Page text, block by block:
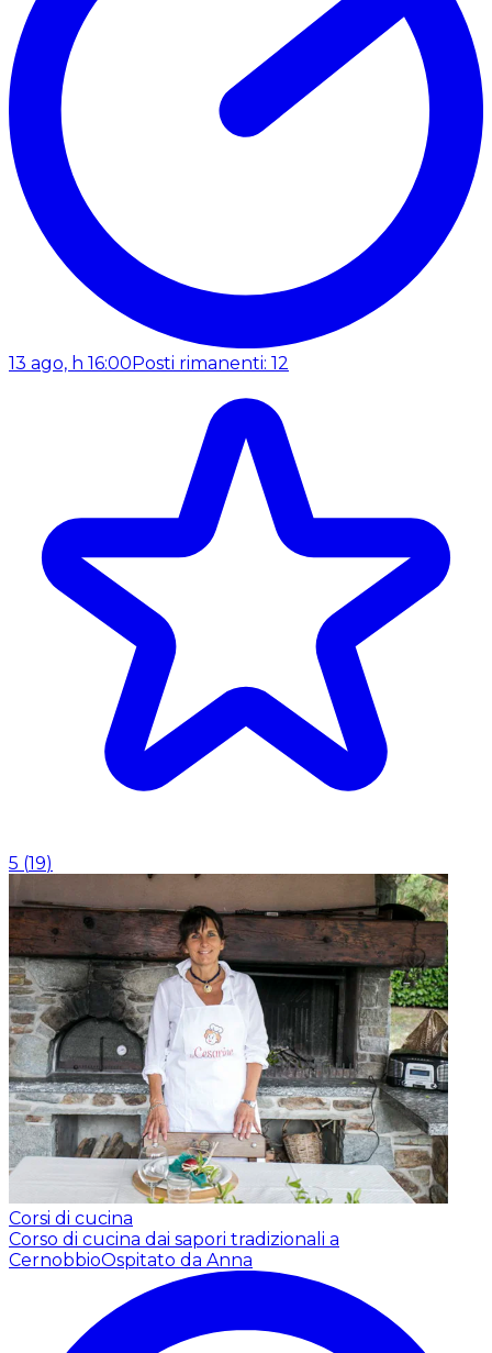
13 ago, h 16:00Posti rimanenti: 12
5 (19)
Corsi di cucina
Corso di cucina dai sapori tradizionali a
CernobbioOspitato da Anna